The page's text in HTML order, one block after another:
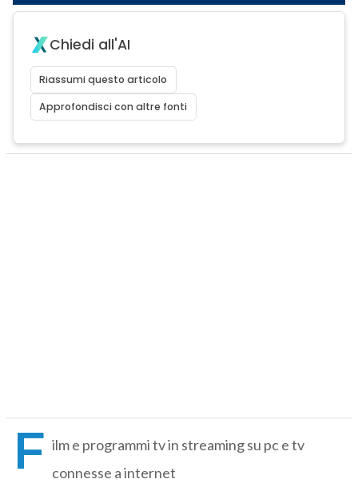
Chiedi all'AI
Riassumi questo articolo
Approfondisci con altre fonti
F ilm e programmi tv in streaming su pc e tv
connesse a internet